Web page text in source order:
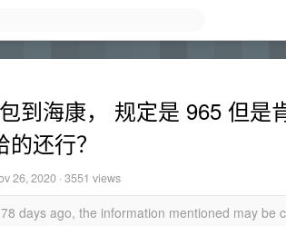
到海康， 规定是 965 但是
还行？
26, 2020 · 3551 views
days ago, the information mentioned may be